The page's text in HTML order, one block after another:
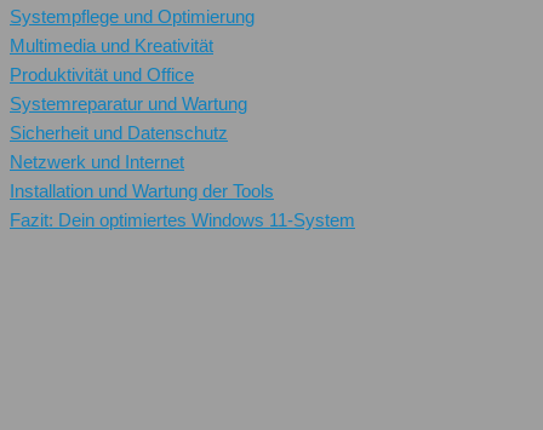
Systempflege und Optimierung
Multimedia und Kreativität
Produktivität und Office
Systemreparatur und Wartung
Sicherheit und Datenschutz
Netzwerk und Internet
Installation und Wartung der Tools
Fazit: Dein optimiertes Windows 11-System